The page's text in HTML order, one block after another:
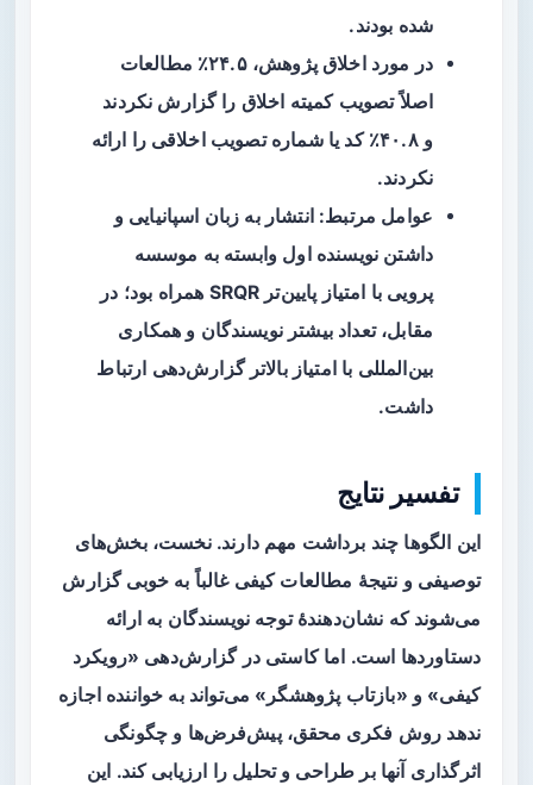
شده بودند.
در مورد اخلاق پژوهش، ۲۴.۵٪ مطالعات
اصلاً تصویب کمیته اخلاق را گزارش نکردند
و ۴۰.۸٪ کد یا شماره تصویب اخلاقی را ارائه
نکردند.
عوامل مرتبط: انتشار به زبان اسپانیایی و
داشتن نویسنده اول وابسته به موسسه
پرویی با امتیاز پایین‌تر SRQR همراه بود؛ در
مقابل، تعداد بیشتر نویسندگان و همکاری
بین‌المللی با امتیاز بالاتر گزارش‌دهی ارتباط
داشت.
تفسیر نتایج
این الگوها چند برداشت مهم دارند. نخست، بخش‌های
توصیفی و نتیجۀ مطالعات کیفی غالباً به خوبی گزارش
می‌شوند که نشان‌دهندۀ توجه نویسندگان به ارائه
دستاوردها است. اما کاستی در گزارش‌دهی «رویکرد
کیفی» و «بازتاب پژوهشگر» می‌تواند به خواننده اجازه
ندهد روش فکری محقق، پیش‌فرض‌ها و چگونگی
اثرگذاری آنها بر طراحی و تحلیل را ارزیابی کند. این